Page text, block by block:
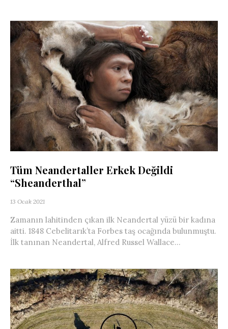
Tüm Neandertaller Erkek Değildi
“Sheanderthal”
13 Ocak 2021
Zamanın lahitinden çıkan ilk Neandertal yüzü bir kadına
aitti. 1848 Cebelitarık’ta Forbes taş ocağında bulunmuştu.
İlk tanınan Neandertal, Alfred Russel Wallace...